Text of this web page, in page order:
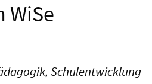
WiSe
Schulentwicklung